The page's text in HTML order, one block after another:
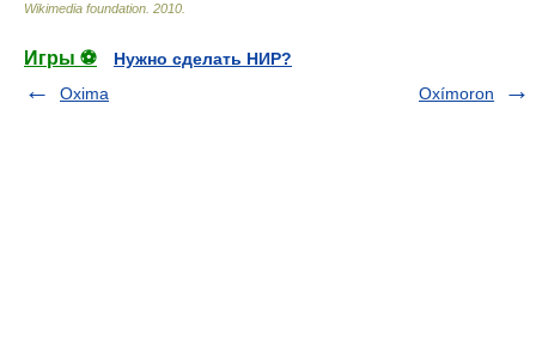
Wikimedia foundation 2010
Игры ⚽
Нужно сделать НИР?
Oxima
Oxímoron